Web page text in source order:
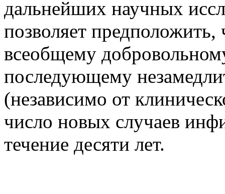
дальнейших научных
позволяет предположить,
всеобщему
последующему
(независимо от
число новых случаев
течение десяти лет.